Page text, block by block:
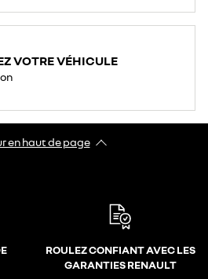
VOTRE VÉHICULE
en haut de page​
ROULEZ CONFIANT AVEC LES
GARANTIES RENAULT